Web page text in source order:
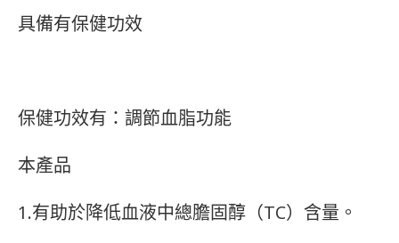
具備有保健功效
保健功效有：調節血脂功能
本產品
1.有助於降低血液中總膽固醇（TC）含量。